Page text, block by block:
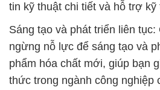
tin kỹ thuật chi tiết và hỗ trợ kỹ
Sáng tạo và phát triển liên tục:
ngừng nỗ lực để sáng tạo và
phẩm hóa chất mới, giúp bạn
thức trong ngành công nghiệp